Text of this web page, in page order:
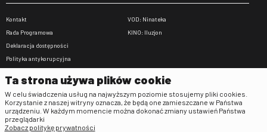
Kontakt
Rada Programowa
Deklaracja dostępności
Polityka antykorupcyjna
Zamówienia publiczne
Praca w FINA
VOD: Ninateka
KINO: Iluzjon
Regulaminy
Ta strona używa plików cookie
W celu świadczenia usług na najwyższym poziomie stosujemy pliki cookies.
Korzystanie z naszej witryny oznacza, że będą one zamieszczane w Państwa
urządzeniu. W każdym momencie można dokonać zmiany ustawień Państwa
przeglądarki
Zobacz politykę prywatności